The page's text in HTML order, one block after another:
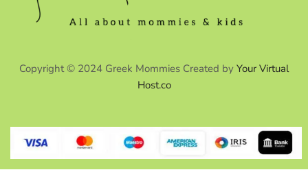
Copyright © 2024 Greek Mommies Created by Your Virtual
Host.co